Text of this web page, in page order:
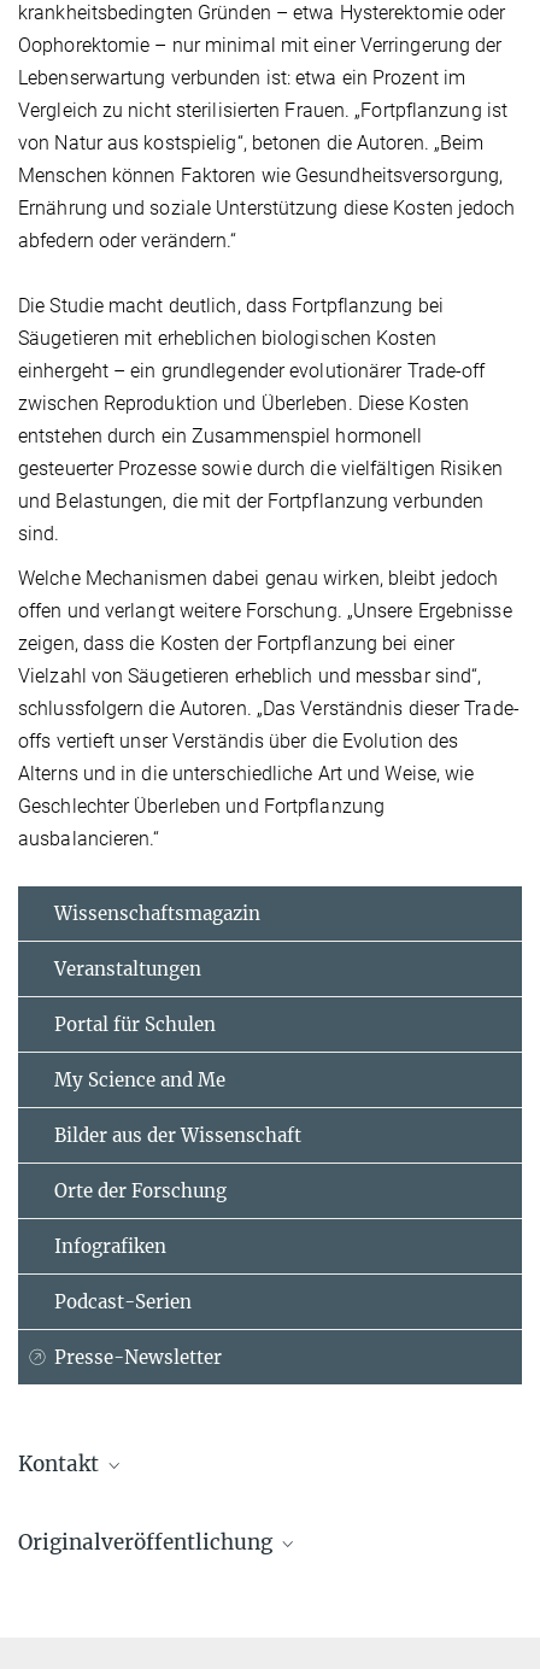
krankheitsbedingten Gründen – etwa Hysterektomie oder
Oophorektomie – nur minimal mit einer Verringerung der
Lebenserwartung verbunden ist: etwa ein Prozent im
Vergleich zu nicht sterilisierten Frauen. „Fortpflanzung ist
von Natur aus kostspielig“, betonen die Autoren. „Beim
Menschen können Faktoren wie Gesundheitsversorgung,
Ernährung und soziale Unterstützung diese Kosten jedoch
abfedern oder verändern.“
Die Studie macht deutlich, dass Fortpflanzung bei
Säugetieren mit erheblichen biologischen Kosten
einhergeht – ein grundlegender evolutionärer Trade-off
zwischen Reproduktion und Überleben. Diese Kosten
entstehen durch ein Zusammenspiel hormonell
gesteuerter Prozesse sowie durch die vielfältigen Risiken
und Belastungen, die mit der Fortpflanzung verbunden
sind.
Welche Mechanismen dabei genau wirken, bleibt jedoch
offen und verlangt weitere Forschung. „Unsere Ergebnisse
zeigen, dass die Kosten der Fortpflanzung bei einer
Vielzahl von Säugetieren erheblich und messbar sind“,
schlussfolgern die Autoren. „Das Verständnis dieser Trade-
offs vertieft unser Verständis über die Evolution des
Alterns und in die unterschiedliche Art und Weise, wie
Geschlechter Überleben und Fortpflanzung
ausbalancieren.“
Wissenschaftsmagazin
Veranstaltungen
Portal für Schulen
My Science and Me
Bilder aus der Wissenschaft
Orte der Forschung
Infografiken
Podcast-Serien
Presse-Newsletter
Kontakt
Abteilung für Verhalten und Evolution von Primaten
Originalveröffentlichung